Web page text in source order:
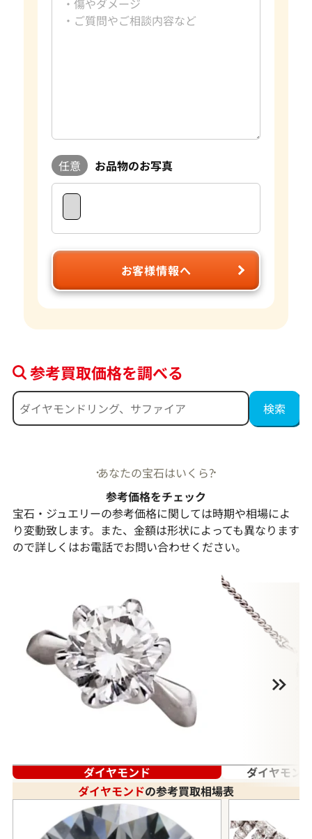
任意 お品物のお写真
お客様情報へ
参考買取価格を調べる
あなたの宝石はいくら?
参考価格をチェック
宝石・ジュエリーの参考価格に関しては時期や相場によ
り変動致します。また、金額は形状によっても異なります
ので詳しくはお電話でお問い合わせください。
ダイヤモンド
ダイヤモン
ダイヤモンドの参考買取相場表